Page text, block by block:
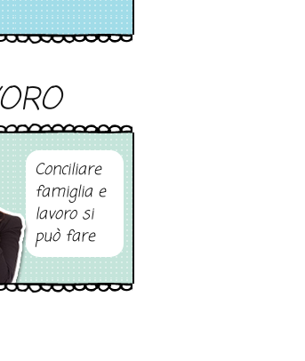
Conciliare
famiglia e
lavoro si
può fare